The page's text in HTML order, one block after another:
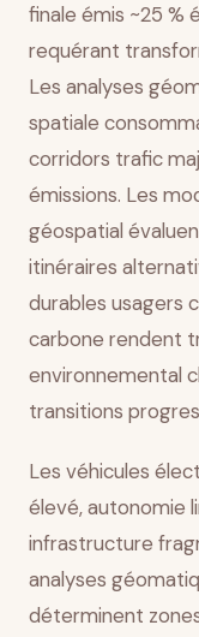
finale émis ~25 %
requérant
Les analyses
spatiale
corridors trafic
émissions. Les
géospatial
itinéraires
durables usagers
carbone rendent
environnemental
transitions
Les véhicules
élevé, autonomie
infrastructure
analyses
déterminent